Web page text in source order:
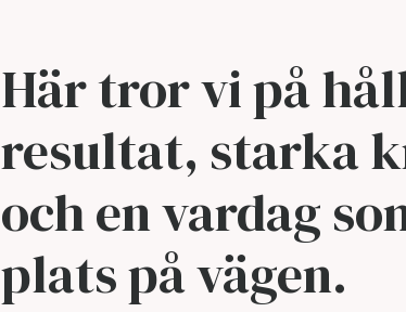
Här tror vi på
resultat, starka
och en vardag
plats på vägen.